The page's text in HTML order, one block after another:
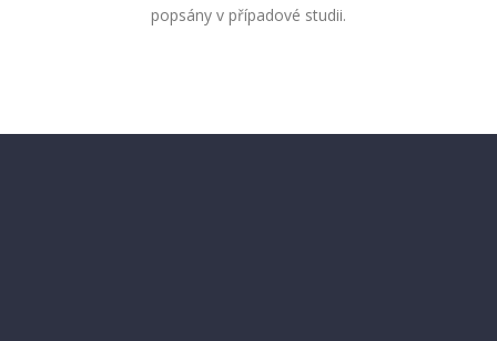
popsány v případové studii.